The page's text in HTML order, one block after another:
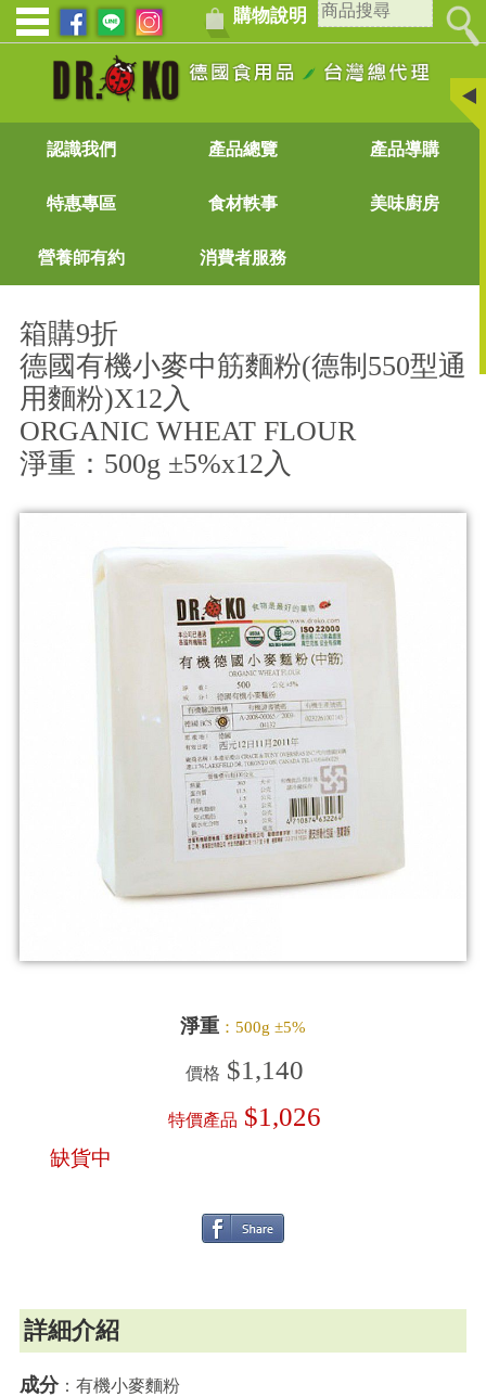
購物說明
認識我們 產品總覽 產品導購
特惠專區 食材軼事 美味廚房
營養師有約 消費者服務
箱購9折
德國有機小麥中筋麵粉(德制550型通
用麵粉)X12入
ORGANIC WHEAT FLOUR
淨重：500g ±5%x12入
淨重：500g ±5%
價格 $1,140
特價產品 $1,026
缺貨中
詳細介紹
成分：有機小麥麵粉